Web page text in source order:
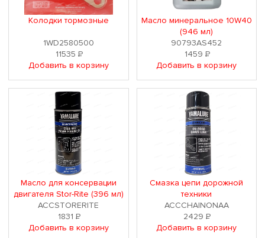
Колодки тормозные
1WD2580500
11535 Р
Добавить в корзину
Масло минеральное 10W40
(946 мл)
90793AS452
1459 Р
Добавить в корзину
Масло для консервации
двигателя Stor-Rite (396 мл)
ACCSTORERITE
1831 Р
Добавить в корзину
Смазка цепи дорожной
техники
ACCCHAINONAA
2429Р
Добавить в корзину